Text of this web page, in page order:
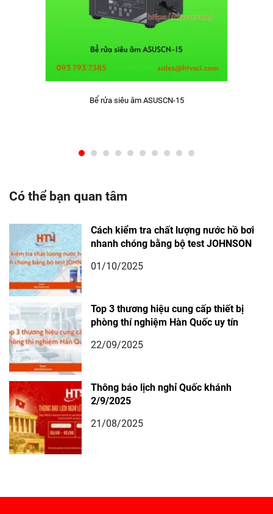
Bể rửa siêu âm ASUSCN-15
Có thể bạn quan tâm
Cách kiểm tra chất lượng nước hồ bơi
nhanh chóng bằng bộ test JOHNSON
01/10/2025
Top 3 thương hiệu cung cấp thiết bị
phòng thí nghiệm Hàn Quốc uy tín
22/09/2025
Thông báo lịch nghỉ Quốc khánh
2/9/2025
21/08/2025